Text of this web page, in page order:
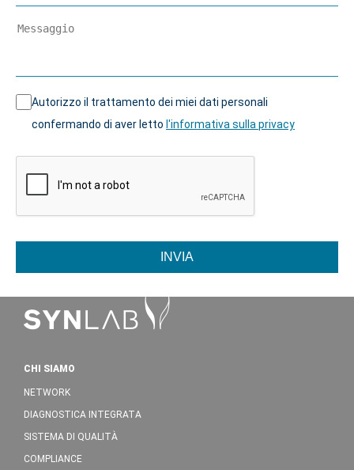
Autorizzo il trattamento dei miei dati personali
confermando di aver letto l'informativa sulla privacy
INVIA
CHI SIAMO
NETWORK
DIAGNOSTICA INTEGRATA
SISTEMA DI QUALITÀ
COMPLIANCE